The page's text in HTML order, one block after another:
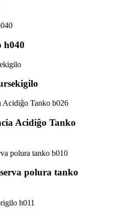
h040
Acidiĝo Tanko
polura tanko